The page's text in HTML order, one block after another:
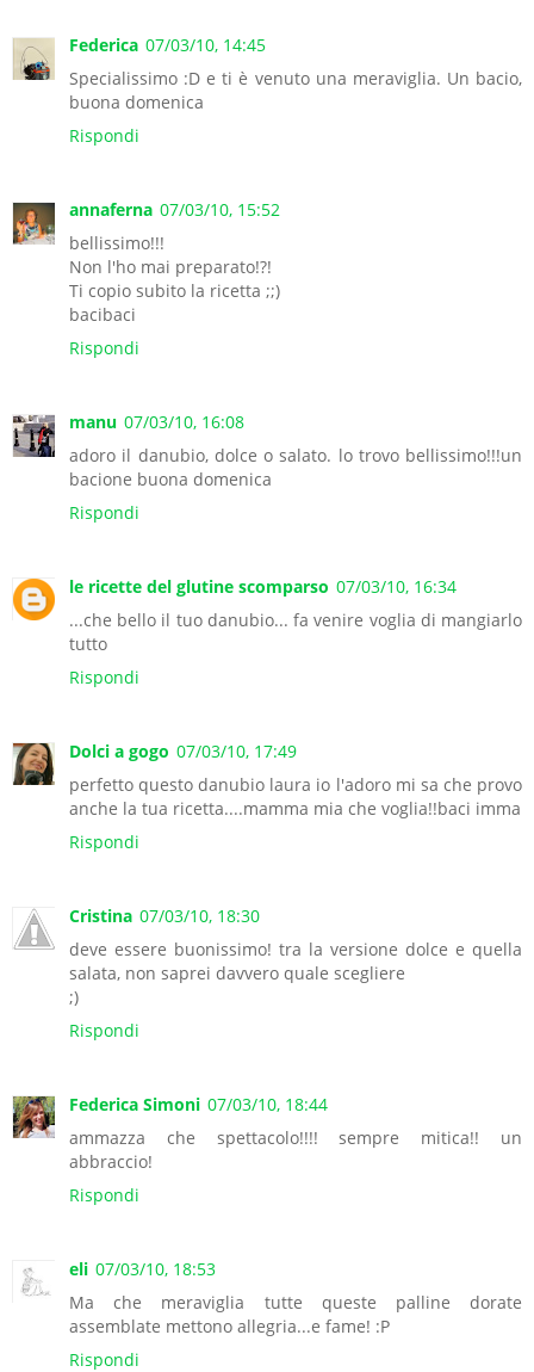
Federica 07/03/10, 14:45
Specialissimo :D e ti è venuto una meraviglia. Un bacio,
buona domenica
Rispondi
annaferna 07/03/10, 15:52
bellissimo!!!
Non l'ho mai preparato!?!
Ti copio subito la ricetta ;;)
bacibaci
Rispondi
manu 07/03/10, 16:08
adoro il danubio, dolce o salato. lo trovo bellissimo!!!un
bacione buona domenica
Rispondi
le ricette del glutine scomparso 07/03/10, 16:34
...che bello il tuo danubio... fa venire voglia di mangiarlo
tutto
Rispondi
Dolci a gogo 07/03/10, 17:49
perfetto questo danubio laura io l'adoro mi sa che provo
anche la tua ricetta....mamma mia che voglia!!baci imma
Rispondi
Cristina 07/03/10, 18:30
deve essere buonissimo! tra la versione dolce e quella
salata, non saprei davvero quale scegliere
;)
Rispondi
Federica Simoni 07/03/10, 18:44
ammazza che spettacolo!!!! sempre mitica!! un
abbraccio!
Rispondi
eli 07/03/10, 18:53
Ma che meraviglia tutte queste palline dorate
assemblate mettono allegria...e fame! :P
Rispondi